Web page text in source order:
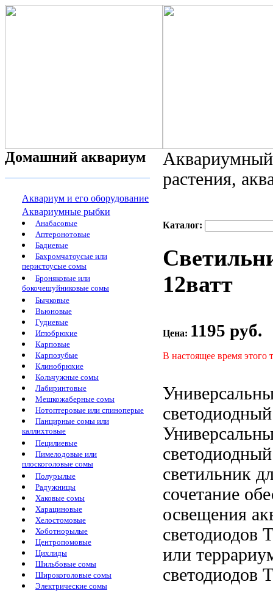
Домашний аквариум
Аквариум и его оборудование
Аквариумные рыбки
Анабасовые
Аптеронотовые
Бадиевые
Бахромчатоусые или
перистоусые сомы
Броняковые или
бокочешуйниковые сомы
Бычковые
Вьюновые
Гудиевые
Иглобрюхие
Карповые
Карпозубые
Клинобрюхие
Кольчужные сомы
Лабиринтовые
Мешкожаберные сомы
Нотоптеровые или спиноперые
Панцирные сомы или
каллихтовые
Пецилиевые
Пимелодовые или
плоскоголовые сомы
Полурылые
Радужницы
Хаковые сомы
Харациновые
Хелостомовые
Хоботнорылые
Центропомовые
Цихлиды
Шильбовые сомы
Широкоголовые сомы
Электрические сомы
растения,
Каталог:
12ватт
Цена: 1195 руб.
В настоящее время этого
светодиодный
светильник
сочетание
освещения
светодиодов
или
светодиодов